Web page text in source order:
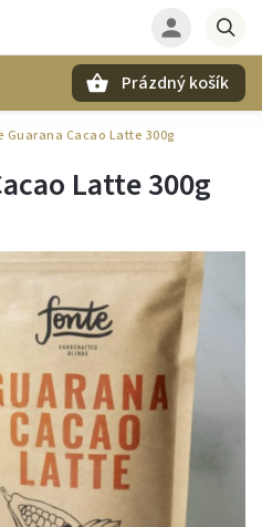
Prázdný košík
Guarana Cacao Latte 300g
Latte 300g